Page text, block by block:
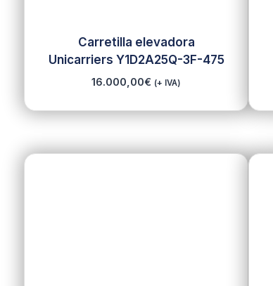
Carretilla elevadora
Unicarriers Y1D2A25Q-3F-475
16.000,00€ (+ IVA)